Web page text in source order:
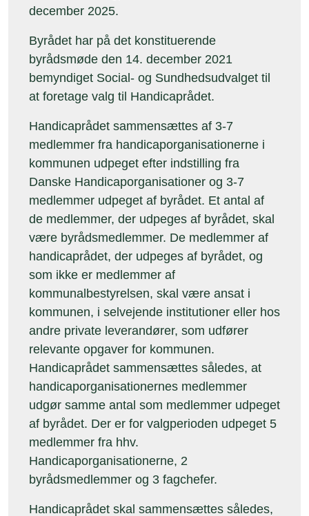
december 2025.
Byrådet har på det konstituerende
byrådsmøde den 14. december 2021
bemyndiget Social- og Sundhedsudvalget til
at foretage valg til Handicaprådet.
Handicaprådet sammensættes af 3-7
medlemmer fra handicaporganisationerne i
kommunen udpeget efter indstilling fra
Danske Handicaporganisationer og 3-7
medlemmer udpeget af byrådet. Et antal af
de medlemmer, der udpeges af byrådet, skal
være byrådsmedlemmer. De medlemmer af
handicaprådet, der udpeges af byrådet, og
som ikke er medlemmer af
kommunalbestyrelsen, skal være ansat i
kommunen, i selvejende institutioner eller hos
andre private leverandører, som udfører
relevante opgaver for kommunen.
Handicaprådet sammensættes således, at
handicaporganisationernes medlemmer
udgør samme antal som medlemmer udpeget
af byrådet. Der er for valgperioden udpeget 5
medlemmer fra hhv.
Handicaporganisationerne, 2
byrådsmedlemmer og 3 fagchefer.
Handicaprådet skal sammensættes således,